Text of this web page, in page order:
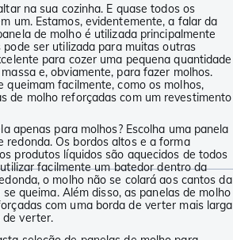
na sua cozinha. E quase todos os
um. Estamos, evidentemente, a falar da
de molho é utilizada principalmente
pode ser utilizada para muitas outras
para cozer uma pequena quantidade
e, obviamente, para fazer molhos.
queimam facilmente, como os molhos,
de molho reforçadas com um revestimento
apenas para molhos? Escolha uma panela
redonda. Os bordos altos e a forma
produtos líquidos são aquecidos de todos
facilmente um batedor dentro da
o molho não se colará aos cantos da
queima. Além disso, as panelas de molho
com uma borda de verter mais larga
de verter.